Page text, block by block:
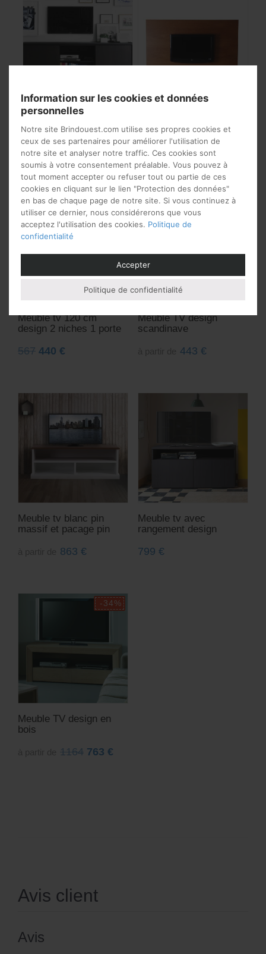
Buffet meuble tv en bois
1 529 €
en bois
775€
Meuble tv 120 cm
design 2 niches 1 porte
567 440 €
Meuble TV design
scandinave
443 €
Meuble tv blanc pin
massif et pacage pin
863 €
Meuble tv avec
rangement design
799 €
Meuble TV design en
bois
1164 763 €
Avis client
Avis
Information sur les cookies et données
personnelles
Notre site Brindouest.com utilise ses propres cookies et
ceux de ses partenaires pour améliorer l'utilisation de
notre site et analyser notre traffic. Ces cookies sont
soumis à votre consentement préalable. Vous pouvez à
tout moment accepter ou refuser tout ou partie de ces
cookies en cliquant sur le lien "Protection des données"
en bas de chaque page de notre site. Si vous continuez à
utiliser ce dernier, nous considérerons que vous
acceptez l'utilisation des cookies. Politique de
confidentialité
Accepter
Politique de confidentialité